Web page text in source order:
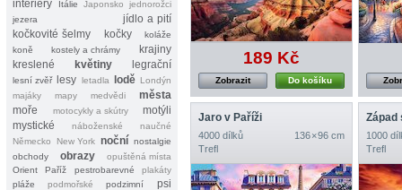
interiéry Itálie Japonsko
jednorožci
jezera
jídlo a pití
kočkovité šelmy
kočky
koláže
koně
kostely a chrámy
krajiny
kreslené
květiny legrační
lesní zvěř lesy letadla lodě Londýn
majáky
mapy medvědi
města
moře
motocykly a skútry
motýli
mystické
náboženské
naučné
Německo
New York noční nostalgie
obchody
obrazy
opuštěná místa
Orient
Paříž pestrobarevné
plakáty
pláže
podmořské podzimní
psi
189 Kč
Do košíku
Zobrazit
Jaro v Paříži
4000 dílků
136 × 96 cm
Trefl
Západ
1000
Trefl